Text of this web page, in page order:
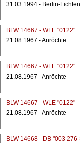
31.03.1994 - Berlin-
BLW 14667 - WLE "0122"
21.08.1967 - Anröchte
BLW 14667 - WLE "0122"
21.08.1967 - Anröchte
BLW 14667 - WLE "0122"
21.08.1967 - Anröchte
BLW 14668 - DB "003